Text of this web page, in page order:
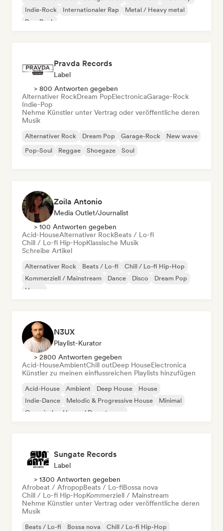
Indie-Rock
Internationaler Rap
Metal / Heavy metal
Pop-Rock
Pravda Records
Label
> 800 Antworten gegeben
Alternativer RockDream PopElectronicaGarage-Rock
Indie-Pop
Nehme Künstler unter Vertrag oder veröffentliche deren
Musik
Alternativer Rock Dream Pop Garage-Rock
New wave
Pop-Soul
Reggae Shoegaze Soul
Zoila Antonio
Media Outlet/Journalist
> 100 Antworten gegeben
Acid-HouseAlternativer RockBeats / Lo-fi
Chill / Lo-fi Hip-HopKlassische Musik
Schreibe Artikel
Alternativer Rock Beats / Lo-fi
Chill / Lo-fi Hip-Hop
Kommerziell / Mainstream
Dance Disco
Dream Pop
House
N3UX
Playlist-Kurator
> 2800 Antworten gegeben
Acid-HouseAmbientChill outDeep HouseElectronica
Künstler zu meinen einflussreichen Playlists hinzufügen
Acid-House Ambient Deep House
House
Indie-Dance
Melodic & Progressive House
Minimal
Organischer House / Downtempo
Sungate Records
Label
> 1300 Antworten gegeben
Afrobeat / AfropopBeats / Lo-fiBossa nova
Chill / Lo-fi Hip-HopKommerziell / Mainstream
Nehme Künstler unter Vertrag oder veröffentliche deren
Musik
Beats / Lo-fi Bossa nova
Chill / Lo-fi Hip-Hop